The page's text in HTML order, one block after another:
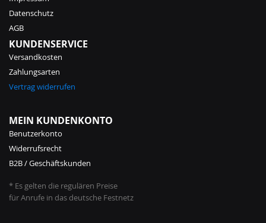
Datenschutz
AGB
KUNDENSERVICE
Versandkosten
Zahlungsarten
Vertrag widerrufen
MEIN KUNDENKONTO
Benutzerkonto
Widerrufsrecht
B2B / Geschäftskunden
* Es gelten die regulären Preise
für Anrufe in das deutsche Festnetz